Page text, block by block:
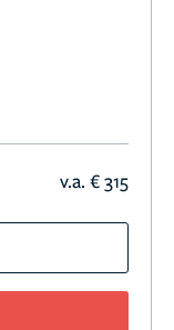
v.a. € 315